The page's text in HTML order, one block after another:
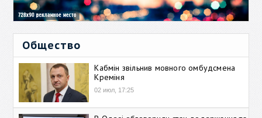
Общество
Кабмін звільнив мовного омбудсмена
Креміня
02 июл, 17:25